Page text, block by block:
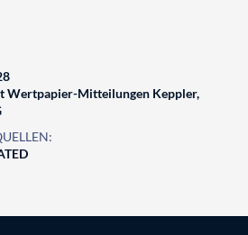
Wertpapier-Mitteilungen Keppler,